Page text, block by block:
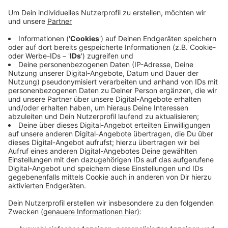
Anzeige
Neben den 100-Metern-Freistil warten auch noch
Disziplinen wie das Kleiderschwimmen und
Staffelwettbewerbe auf die rund 130 Teilnehmer. Mit
dabei ist auch ein Polizist aus dem Kreis Mettmann.
Für die morgen erfolgreichsten Sportler gehts dann
weiter nach Eichstätt in Bayern. Da finden dann die
Deutschen Polizeimeisterschaften im Schwimmen
statt. Start der morgigen Veranstaltung ist um neun
Uhr in der Schwimmoper.
Anzeige